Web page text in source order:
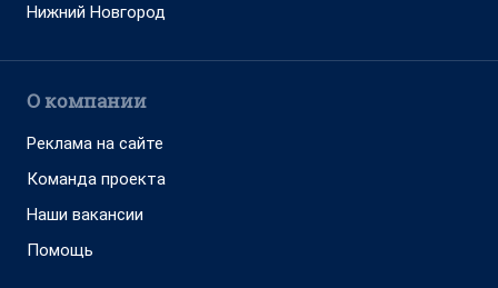
Нижний Новгород
О компании
Реклама на сайте
Команда проекта
Наши вакансии
Помощь